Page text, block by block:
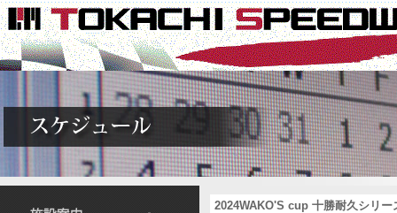
2024WAKO'S cup 十勝耐久シリ